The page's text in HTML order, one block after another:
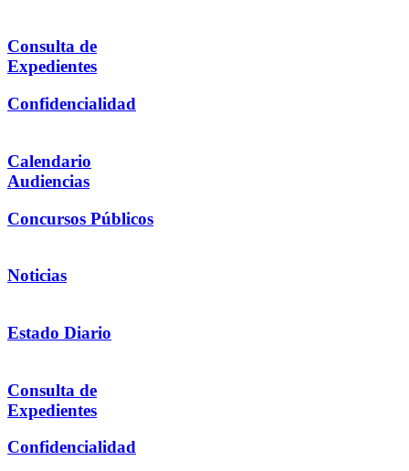
Consulta de
Expedientes
Confidencialidad
Calendario
Audiencias
Concursos Públicos
Noticias
Estado Diario
Consulta de
Expedientes
Confidencialidad